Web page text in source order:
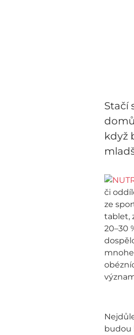
Stačí
když
či
ze
tablet,
20–30
budou